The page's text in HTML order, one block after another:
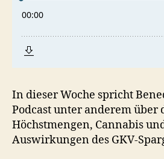
In dieser Woche spricht
Podcast unter anderem über
Höchstmengen, Cannabis
Auswirkungen des GKV-